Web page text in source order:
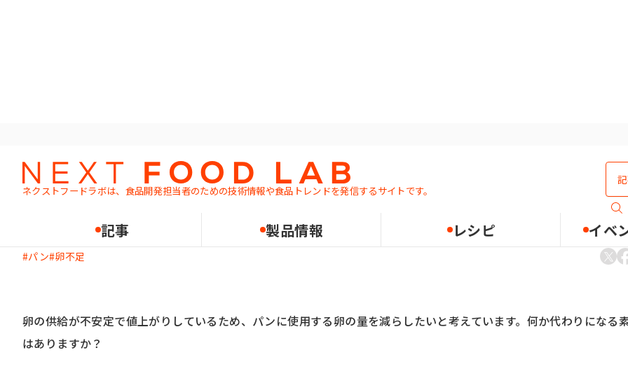
ネクストフードラボは、食品開発担当者のための技術情報や食品トレンドを発信するサイトです。
記事 製品情報 レシピ イベ
Q&A 課題解決
Q：卵を減らしてもおいしいパンを作りたいです
パン 卵不足
卵の供給が不安定で値上がりしているため、パンに使用する卵の量を減らしたいと考えています。何か代わりになる
はありますか？